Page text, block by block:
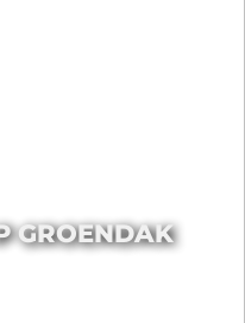
GROENDAK